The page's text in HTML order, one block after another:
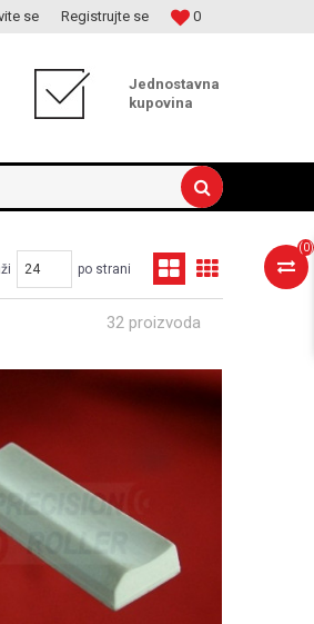
ZA 24H! 0
se Registrujte se
Jednostavna
kupovina
(0)
po strani
32 proizvoda
UPOREDI